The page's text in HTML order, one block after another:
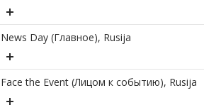
News Day (Главное), Rusija
Face the Event (Лицом к событию), Rusija